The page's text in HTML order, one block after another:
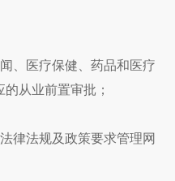
、医疗保健、药品和医疗
从业前置审批；
律法规及政策要求管理网